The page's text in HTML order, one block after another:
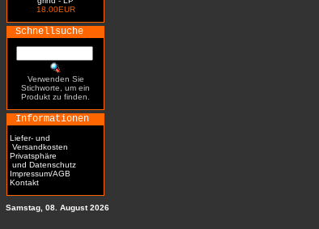
18.00EUR
Schnellsuche
Verwenden Sie
Stichworte, um ein
Produkt zu finden.
Informationen
Liefer- und
Versandkosten
Privatsphäre
und Datenschutz
Impressum/AGB
Kontakt
Samstag, 08. August 2026